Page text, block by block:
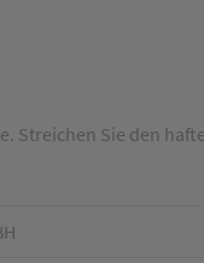
Streichen Sie den